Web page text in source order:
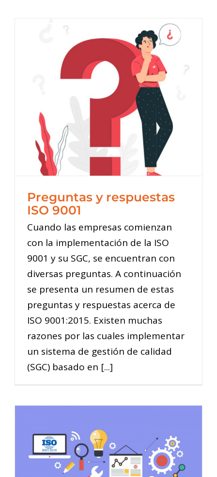
Preguntas y respuestas
ISO 9001
Cuando las empresas comienzan
con la implementación de la ISO
9001 y su SGC, se encuentran con
diversas preguntas. A continuación
se presenta un resumen de estas
preguntas y respuestas acerca de
ISO 9001:2015. Existen muchas
razones por las cuales implementar
un sistema de gestión de calidad
(SGC) basado en [...]